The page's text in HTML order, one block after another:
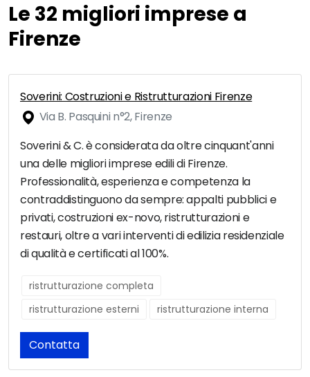
Le 32 migliori imprese a
Firenze
Soverini: Costruzioni e Ristrutturazioni Firenze
Via B. Pasquini n°2, Firenze
Soverini & C. è considerata da oltre cinquant'anni
una delle migliori imprese edili di Firenze.
Professionalità, esperienza e competenza la
contraddistinguono da sempre: appalti pubblici e
privati, costruzioni ex-novo, ristrutturazioni e
restauri, oltre a vari interventi di edilizia residenziale
di qualità e certificati al 100%.
ristrutturazione completa
ristrutturazione esterni
ristrutturazione interna
Contatta